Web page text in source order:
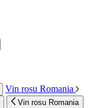
Vin rosu Romania
Vin rosu Romania